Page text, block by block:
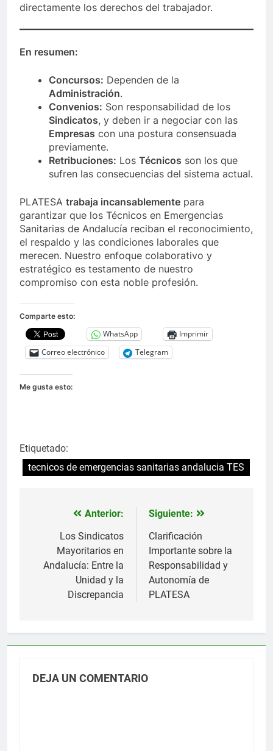
directamente los derechos del trabajador.
En resumen:
Concursos: Dependen de la
Administración.
Convenios: Son responsabilidad de los
Sindicatos, y deben ir a negociar con las
Empresas con una postura consensuada
previamente.
Retribuciones: Los Técnicos son los que
sufren las consecuencias del sistema actual.
PLATESA trabaja incansablemente para
garantizar que los Técnicos en Emergencias
Sanitarias de Andalucía reciban el reconocimiento,
el respaldo y las condiciones laborales que
merecen. Nuestro enfoque colaborativo y
estratégico es testamento de nuestro
compromiso con esta noble profesión.
Comparte esto:
WhatsApp
Imprimir
Correo electrónico
Telegram
Me gusta esto:
Etiquetado:
tecnicos de emergencias sanitarias andalucia TES
Navegación
entradas
Anterior:
Los Sindicatos
Mayoritarios en
Andalucía: Entre la
Unidad y la
Discrepancia
Siguiente:
Clarificación
Importante sobre la
Responsabilidad y
Autonomía de
PLATESA
DEJA UN COMENTARIO